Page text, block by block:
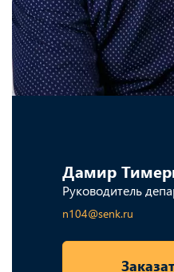
Дамир
Руководитель
n104@senk.ru